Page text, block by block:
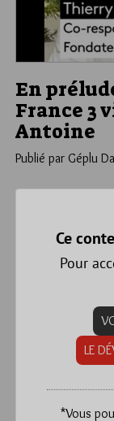
En
France 3
Antoine
Publié par Géplu
Ce
Pour
LE
*Vous